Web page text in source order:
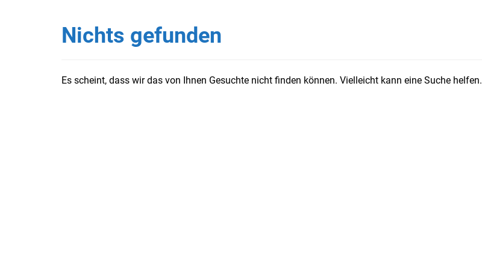
Nichts gefunden
Es scheint, dass wir das von Ihnen Gesuchte nicht finden können. Vielleicht kann eine Suche helfen.